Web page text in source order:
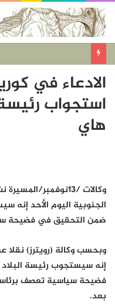
الادعاء في
استجواب
هاي
وكالات /13نوفمبر/
الجنوبية اليوم الأحد إنه
ضمن التحقيق في فضيحة
وبحسب وكالة (رويترز) نقلا
إنه سيستجوب رئيسة
فضيحة سياسية تعصف
بعد.